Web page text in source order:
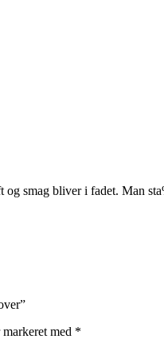
og smag bliver i fadet.
med *